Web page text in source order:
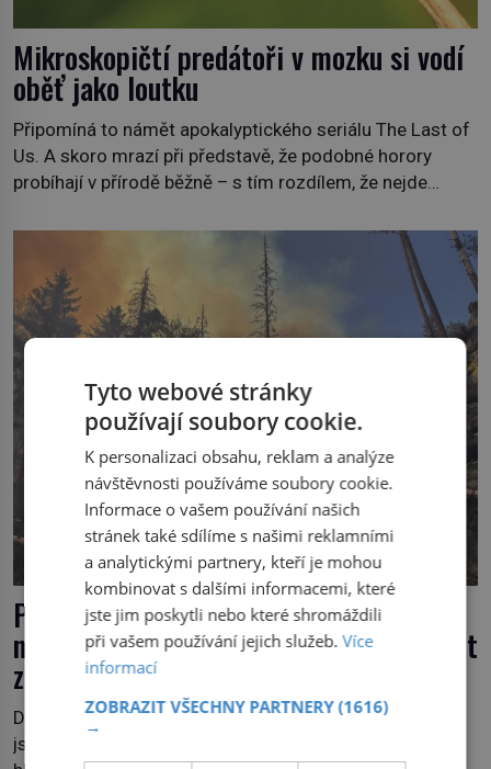
Mikroskopičtí predátoři v mozku si vodí
oběť jako loutku
Připomíná to námět apokalyptického seriálu The Last of
Us. A skoro mrazí při představě, že podobné horory
probíhají v přírodě běžně – s tím rozdílem, že nejde
dokáže ovládat jen vývojově nesrovnatelně jednodušší
živočichy, než je člověk. Najít skutečné zombie není nic
nemožného ani v naší přírodě. […]
Požárů v Evropě přibývá, Česko
nevyjímaje. Do roku 2100 se jejich počet
zdvojnásobí
Do Českého Švýcarska se vrátil oheň. Plameny z jara
jsou sice bezpečně uhašeny, znovu ale vzplály varovné
Tyto webové stránky
používají soubory cookie.
K personalizaci obsahu, reklam a analýze
návštěvnosti používáme soubory cookie.
Informace o vašem používání našich
stránek také sdílíme s našimi reklamními
a analytickými partnery, kteří je mohou
kombinovat s dalšími informacemi, které
jste jim poskytli nebo které shromáždili
při vašem používání jejich služeb.Více
informací
ZOBRAZIT VŠECHNY PARTNERY(1616)
→